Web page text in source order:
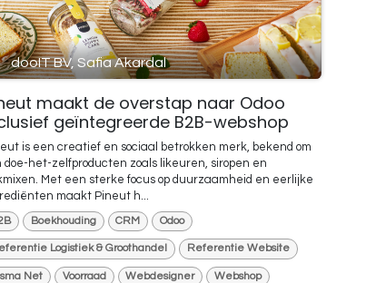
dooIT BV, Safia Akardal
maakt de overstap naar Odoo
geïntegreerde B2B-webshop
is een creatief en sociaal betrokken merk, bekend om
doe-het-zelfproducten zoals likeuren, siropen en
Met een sterke focus op duurzaamheid en eerlijke
maakt Pineut h...
Boekhouding CRM Odoo
Logistiek & Groothandel Referentie Website
Net Voorraad Webdesigner Webshop